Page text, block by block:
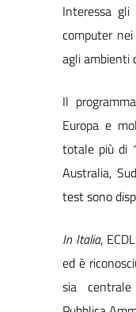
Interessa
computer
agli ambienti
Il
Europa e
totale più di
Australia,
test sono
In Italia,
ed è
sia